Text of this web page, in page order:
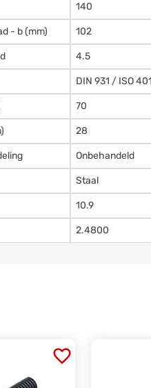
140
- b (mm) 102
4.5
DIN 931 / ISO
70
28
Onbehandeld
Staal
10.9
2.4800